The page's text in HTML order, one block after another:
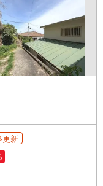
更新